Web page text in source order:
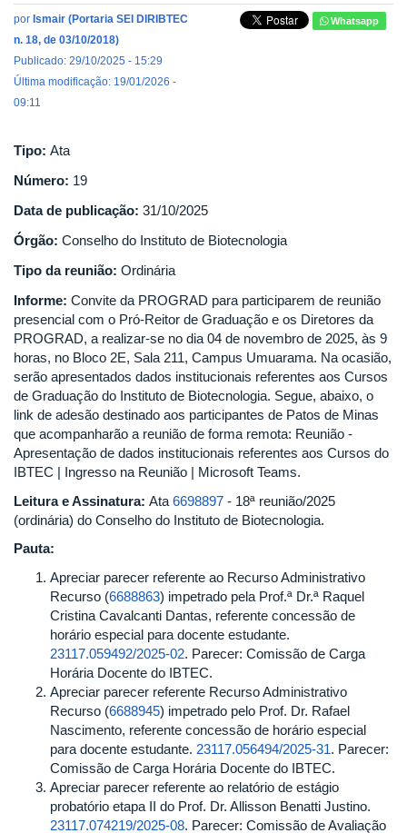
por Ismair (Portaria SEI DIRIBTEC
n. 18, de 03/10/2018)
Publicado: 29/10/2025 - 15:29
Última modificação: 19/01/2026 -
09:11
Whatsapp
Tipo: Ata
Número: 19
Data de publicação: 31/10/2025
Órgão: Conselho do Instituto de Biotecnologia
Tipo da reunião: Ordinária
Informe: Convite da PROGRAD para participarem de reunião
presencial com o Pró-Reitor de Graduação e os Diretores da
PROGRAD, a realizar-se no dia 04 de novembro de 2025, às 9
horas, no Bloco 2E, Sala 211, Campus Umuarama. Na ocasião,
serão apresentados dados institucionais referentes aos Cursos
de Graduação do Instituto de Biotecnologia. Segue, abaixo, o
link de adesão destinado aos participantes de Patos de Minas
que acompanharão a reunião de forma remota: Reunião -
Apresentação de dados institucionais referentes aos Cursos do
IBTEC | Ingresso na Reunião | Microsoft Teams.
Leitura e Assinatura: Ata 6698897 - 18ª reunião/2025
(ordinária) do Conselho do Instituto de Biotecnologia.
Pauta:
Apreciar parecer referente ao Recurso Administrativo
Recurso (6688863) impetrado pela Prof.ª Dr.ª Raquel
Cristina Cavalcanti Dantas, referente concessão de
horário especial para docente estudante.
23117.059492/2025-02. Parecer: Comissão de Carga
Horária Docente do IBTEC.
Apreciar parecer referente Recurso Administrativo
Recurso (6688945) impetrado pelo Prof. Dr. Rafael
Nascimento, referente concessão de horário especial
para docente estudante. 23117.056494/2025-31. Parecer:
Comissão de Carga Horária Docente do IBTEC.
Apreciar parecer referente ao relatório de estágio
probatório etapa II do Prof. Dr. Allisson Benatti Justino.
23117.074219/2025-08. Parecer: Comissão de Avaliação